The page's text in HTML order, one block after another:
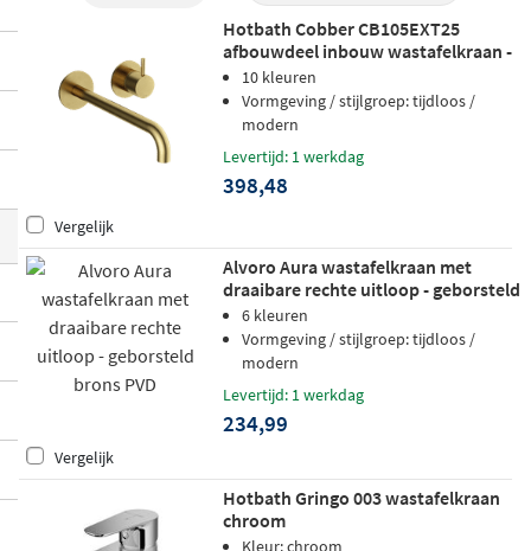
usief aansluitslangen en montagehandlei
Hotbath Cobber CB105EXT25
afbouwdeel inbouw wastafelkraan -
25cm uitloop - geborsteld messing
pvd
10 kleuren
Vormgeving / stijlgroep: tijdloos /
modern
Levertijd: 1 werkdag
398,48
Vergelijk
Alvoro Aura wastafelkraan met
draaibare rechte uitloop - geborsteld
brons PVD
6 kleuren
Vormgeving / stijlgroep: tijdloos /
modern
Levertijd: 1 werkdag
234,99
Vergelijk
Hotbath Gringo 003 wastafelkraan
chroom
Kleur: chroom